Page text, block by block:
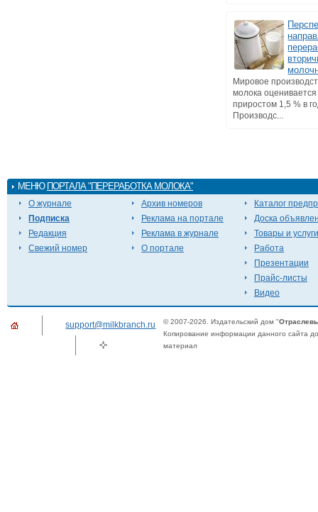
Мировое
молока
приростом 1,5 % в
Производс...
МЕНЮ ПОРТАЛА "ПЕРЕРАБОТКА МОЛОКА"
О журнале
Подписка
Редакция
Свежий номер
Архив номеров
Реклама на портале
Реклама в журнале
О портале
Каталог
Доска
Товары и услуги
Работа
Презентации
Прайс-листы
Видео
support@milkbranch.ru © 2007-2026. Издательский дом "
Копирование информации данного сайта
материал